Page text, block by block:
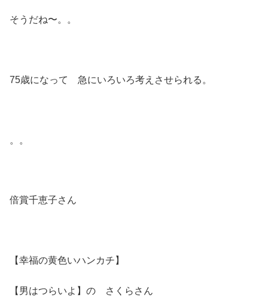
そうだね〜。。
75歳になって 急にいろいろ考えさせられる。
。。
倍賞千恵子さん
【幸福の黄色いハンカチ】
【男はつらいよ】の さくらさん